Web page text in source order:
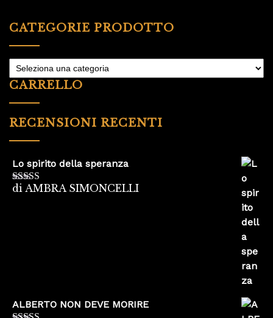
CATEGORIE PRODOTTO
CARRELLO
RECENSIONI RECENTI
Lo spirito della speranza
Valutato5su
di AMBRA SIMONCELLI
ALBERTO NON DEVE MORIRE